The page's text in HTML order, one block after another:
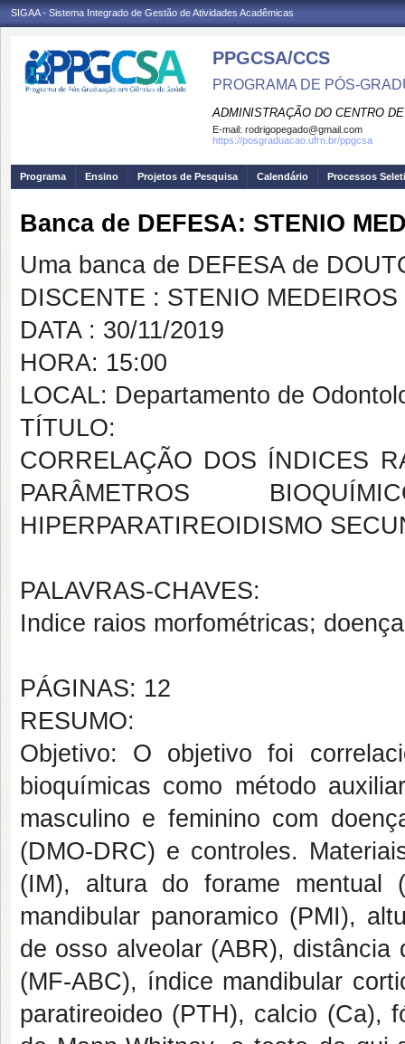
SIGAA - Sistema Integrado de Gestão de Atividades Acadêmicas
PPGCSA/CCS
PROGRAMA DE PÓS-
ADMINISTRAÇÃO DO CENTRO
E-mail: rodrigopegado@gmail.com
https://posgraduacao.ufrn.br/ppgcsa
Programa Ensino Projetos de Pesquisa Calendário Processos
Banca de DEFESA: STENIO
Uma banca de DEFESA de
DISCENTE : STENIO
DATA : 30/11/2019
HORA: 15:00
LOCAL: Departamento de
TÍTULO:
CORRELAÇÃO DOS ÍNDICES
PARÂMETROS
HIPERPARATIREOIDISMO
PALAVRAS-CHAVES:
Indice raios morfométricas;
PÁGINAS: 12
RESUMO:
Objetivo: O objetivo foi
bioquímicas como método
masculino e feminino com
(DMO-DRC) e controles.
(IM), altura do forame mentual
mandibular panoramico (PMI),
de osso alveolar (ABR),
(MF-ABC), índice mandibular
paratireoideo (PTH), calcio (Ca),